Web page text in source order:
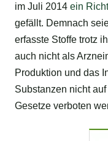
im Juli 2014 ein
gefällt. Demnach
erfasste Stoffe trotz
auch nicht als
Produktion und das
Substanzen nicht
Gesetze verboten